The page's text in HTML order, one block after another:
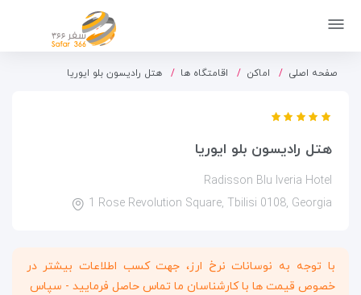
صفحه اصلی اماکن اقامتگاه ها هتل رادیسون بلو ایوریا
هتل رادیسون بلو ایوریا
Radisson Blu Iveria Hotel
1 Rose Revolution Square, Tbilisi 0108, Georgia
با توجه به نوسانات نرخ ارز، جهت کسب اطلاعات بیشتر در
خصوص قیمت ها با کارشناسان ما تماس حاصل فرمایید - سپاس